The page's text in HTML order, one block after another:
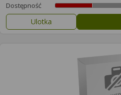
Dostępność
Ulotka